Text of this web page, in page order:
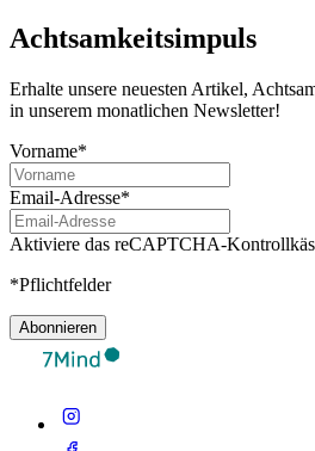
Achtsamkeitsimpuls
Erhalte unsere neuesten Artikel,
in unserem monatlichen Newsletter!
Vorname*
Email-Adresse*
Aktiviere das reCAPTCHA-
*Pflichtfelder
Abonnieren